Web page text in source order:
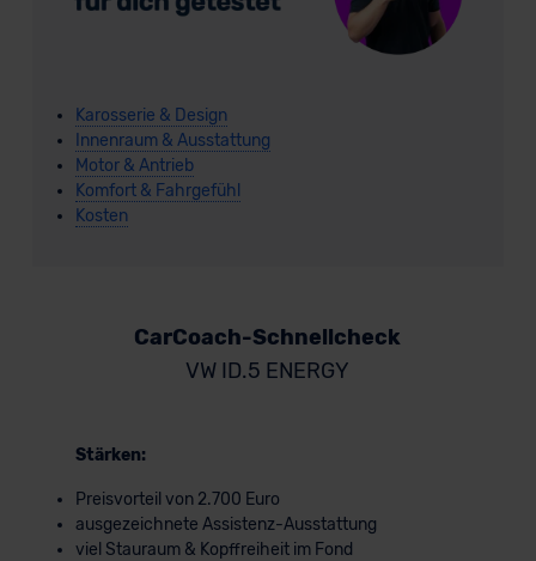
Karosserie & Design
Innenraum & Ausstattung
Motor & Antrieb
Komfort & Fahrgefühl
Kosten
CarCoach-Schnellcheck
VW ID.5 ENERGY
Stärken:
Preisvorteil von 2.700 Euro
ausgezeichnete Assistenz-Ausstattung
viel Stauraum & Kopffreiheit im Fond